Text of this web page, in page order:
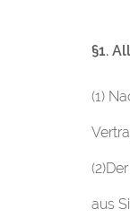
§1.
(1)
aus